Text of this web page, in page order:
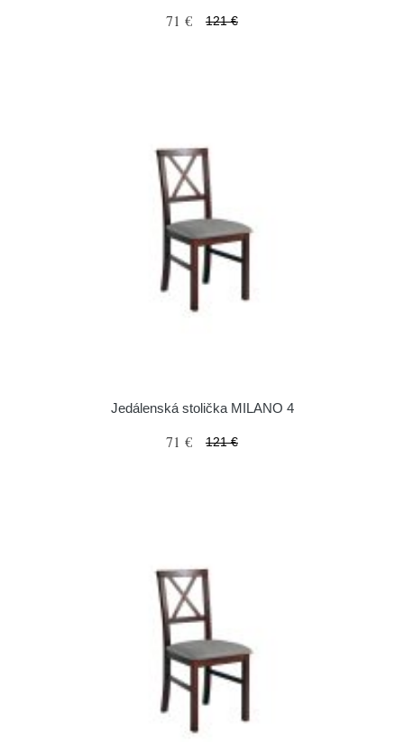
71 € 121 €
Jedálenská stolička MILANO 4
71 € 121 €